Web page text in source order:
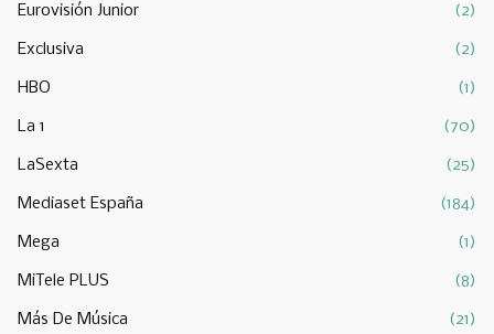
Eurovisión Junior (2)
Exclusiva (2)
HBO (1)
La 1 (70)
LaSexta (25)
Mediaset España (184)
Mega (1)
MiTele PLUS (8)
Más De Música (21)